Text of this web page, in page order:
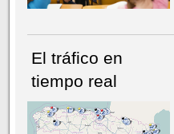
El tráfico en
tiempo real